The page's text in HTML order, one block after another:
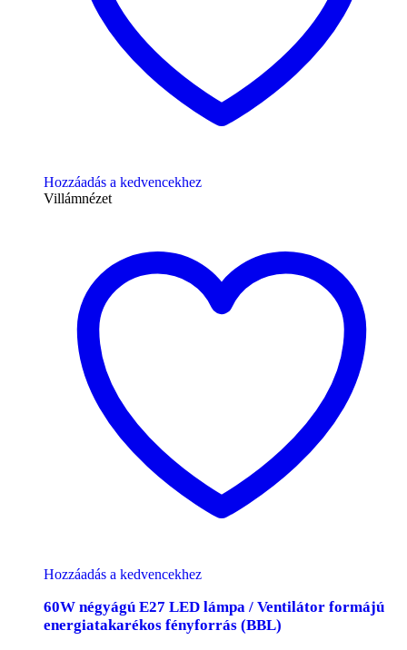
Hozzáadás a kedvencekhez
Villámnézet
Hozzáadás a kedvencekhez
60W négyágú E27 LED lámpa / Ventilátor formájú
energiatakarékos fényforrás (BBL)